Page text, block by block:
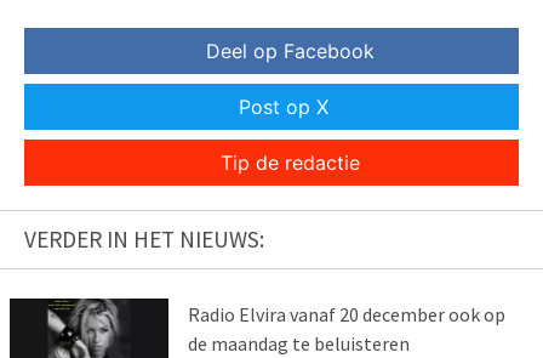
Deel op Facebook
Post op X
Tip de redactie
VERDER IN HET NIEUWS:
Radio Elvira vanaf 20 december ook op
de maandag te beluisteren